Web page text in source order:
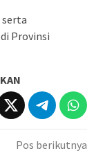
Provinsi
Pos berikutnya